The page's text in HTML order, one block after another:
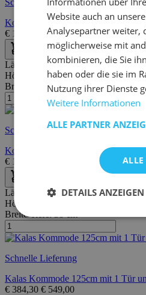
Kommode Ekko 6 Schubladen
€ 199,95 €346,00
Länge:
77 cm
Höhe:
82 cm
Breite/Tiefe:40 cm
Schnelle Lieferung
Kommode Nux 3 Schubladen -
€ 149,00
Länge:
125 cm
Höhe:
Breite/Tiefe:
Schnelle Lieferung
Kalas Kommode 125cm mit 1 Tür
€ 384,30 € 549,00
Website auch an
Analysepartner weiter,
möglicherweise mit
kombinieren, die Sie
haben oder die sie im
Nutzung ihrer Dienste
Weitere Informationen
ALLE PARTNER
ALLE
DETAILS ANZEIGEN